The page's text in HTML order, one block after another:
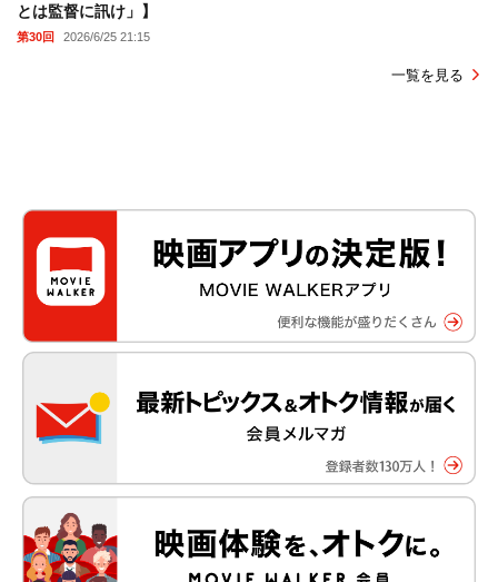
とは監督に訊け」】
第30回 2026/6/25 21:15
一覧を見る